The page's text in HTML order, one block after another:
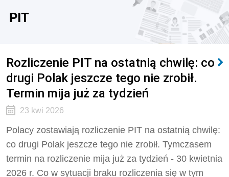
PIT
Rozliczenie PIT na ostatnią chwilę: co
drugi Polak jeszcze tego nie zrobił.
Termin mija już za tydzień
23 kwi 2026
Polacy zostawiają rozliczenie PIT na ostatnią chwilę:
co drugi Polak jeszcze tego nie zrobił. Tymczasem
termin na rozliczenie mija już za tydzień - 30 kwietnia
2026 r. Co w sytuacji braku rozliczenia się w tym